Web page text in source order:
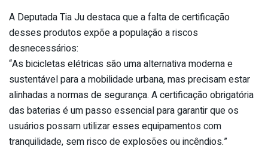
A Deputada Tia Ju destaca que a falta de certificação
desses produtos expõe a população a riscos
desnecessários:
“As bicicletas elétricas são uma alternativa moderna e
sustentável para a mobilidade urbana, mas precisam estar
alinhadas a normas de segurança. A certificação obrigatória
das baterias é um passo essencial para garantir que os
usuários possam utilizar esses equipamentos com
tranquilidade, sem risco de explosões ou incêndios.”